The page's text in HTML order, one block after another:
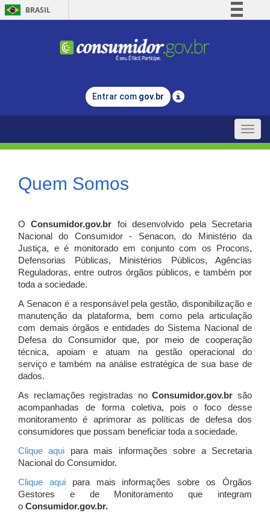
BRASIL
Comunica BR
Legislação
Entrar com gov.br
Toggle
Quem Somos
OConsumidor.gov.br
foi desenvolvido pela Secretaria
Nacional do Consumidor - Senacon, do Ministério da
Justiça, e é monitorado em conjunto com os Procons,
Defensorias Públicas, Ministérios Públicos, Agências
Reguladoras, entre outros órgãos públicos, e também por
toda a sociedade.
A Senacon é a responsável pela gestão, disponibilização e
manutenção da plataforma, bem como pela articulação
com demais órgãos e entidades do Sistema Nacional de
Defesa do Consumidor que, por meio de cooperação
técnica, apoiam e atuam na gestão operacional do
serviço e também na análise estratégica de sua base de
dados.
As reclamações registradas noConsumidor.gov.br são
acompanhadas de forma coletiva, pois o foco desse
monitoramento é aprimorar as políticas de defesa dos
consumidores que possam beneficiar toda a sociedade.
Clique aqui para mais informações sobre a Secretaria
Nacional do Consumidor.
Clique aquipara mais informações sobre os Órgãos
Gestores e de Monitoramento que integram
o Consumidor.gov.br.